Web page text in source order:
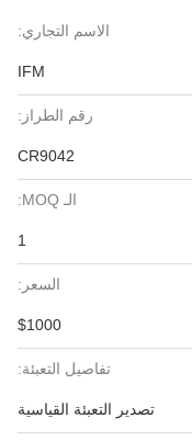
الاسم التجاري:
IFM
رقم الطراز:
CR9042
الـ MOQ:
1
السعر:
$1000
تفاصيل التعبئة:
تصدير التعبئة القياسية